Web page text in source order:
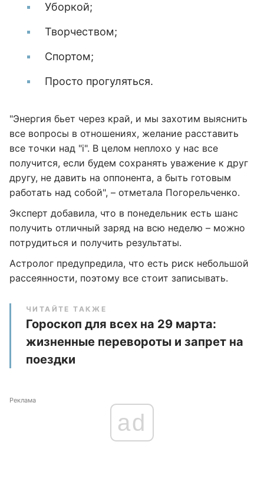
Уборкой;
Творчеством;
Спортом;
Просто прогуляться.
"Энергия бьет через край, и мы захотим выяснить
все вопросы в отношениях, желание расставить
все точки над "і". В целом неплохо у нас все
получится, если будем сохранять уважение к друг
другу, не давить на оппонента, а быть готовым
работать над собой", – отметала Погорельченко.
Эксперт добавила, что в понедельник есть шанс
получить отличный заряд на всю неделю – можно
потрудиться и получить результаты.
Астролог предупредила, что есть риск небольшой
рассеянности, поэтому все стоит записывать.
ЧИТАЙТЕ ТАКЖЕ
Гороскоп для всех на 29 марта:
жизненные перевороты и запрет на
поездки
Реклама
ad